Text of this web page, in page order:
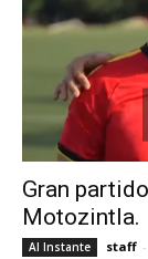
Gran
Motozintla.
Al Instante staff -